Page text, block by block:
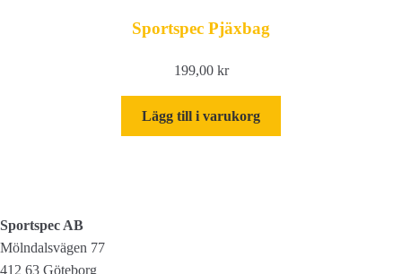
olika
väljas
Sportspec Pjäxbag
199,00 kr
Lägg till i varukorg
Sportspec AB
Mölndalsvägen 77
412 63 Göteborg